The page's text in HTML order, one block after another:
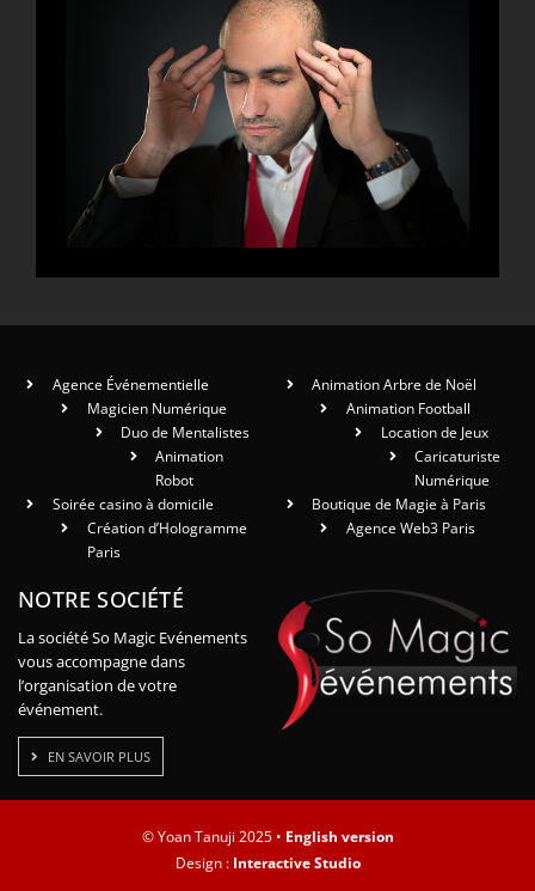
Agence Événementielle
Magicien Numérique
Duo de Mentalistes
Animation
Robot
Soirée casino à domicile
Création d’Hologramme
Paris
Animation Arbre de Noël
Animation Football
Location de Jeux
Caricaturiste
Numérique
Boutique de Magie à Paris
Agence Web3 Paris
NOTRE SOCIÉTÉ
La société So Magic Evénements
vous accompagne dans
l’organisation de votre
événement.
EN SAVOIR PLUS
© Yoan Tanuji 2025 • English version
Design : Interactive Studio